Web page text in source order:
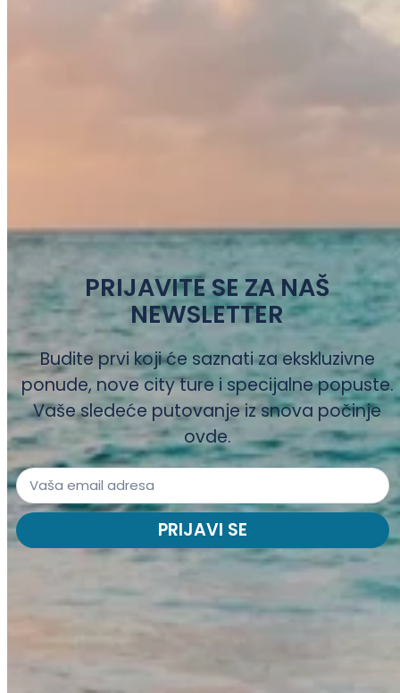
PRIJAVITE SE ZA NAŠ
NEWSLETTER
Budite prvi koji će saznati za ekskluzivne
ponude, nove city ture i specijalne popuste.
Vaše sledeće putovanje iz snova počinje
ovde.
PRIJAVI SE